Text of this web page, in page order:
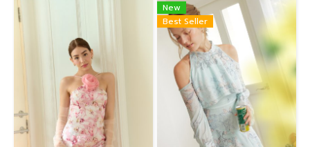
New
Best Seller